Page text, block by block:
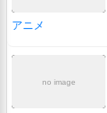
アニメ
no image